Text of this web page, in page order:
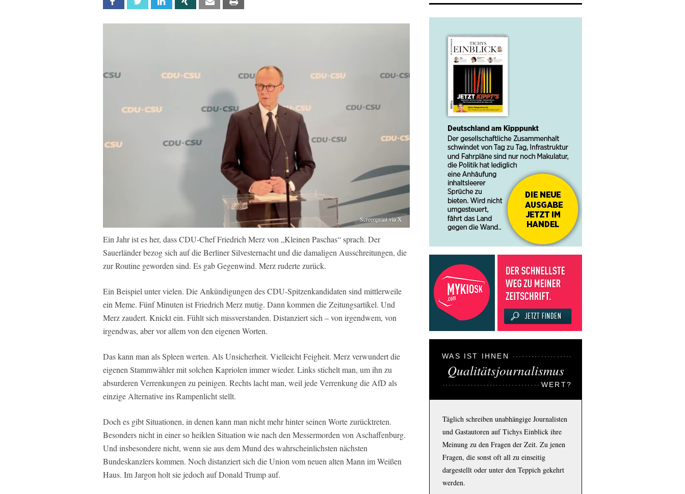
Screenprint via X
Ein Jahr ist es her, dass CDU-Chef Friedrich Merz von „Kleinen Paschas“ sprach. Der
Sauerländer bezog sich auf die Berliner Silvesternacht und die damaligen Ausschreitungen, die
zur Routine geworden sind. Es gab Gegenwind. Merz ruderte zurück.
Ein Beispiel unter vielen. Die Ankündigungen des CDU-Spitzenkandidaten sind mittlerweile
ein Meme. Fünf Minuten ist Friedrich Merz mutig. Dann kommen die Zeitungsartikel. Und
Merz zaudert. Knickt ein. Fühlt sich missverstanden. Distanziert sich – von irgendwem, von
irgendwas, aber vor allem von den eigenen Worten.
Das kann man als Spleen werten. Als Unsicherheit. Vielleicht Feigheit. Merz verwundert die
eigenen Stammwähler mit solchen Kapriolen immer wieder. Links stichelt man, um ihn zu
absurderen Verrenkungen zu peinigen. Rechts lacht man, weil jede Verrenkung die AfD als
einzige Alternative ins Rampenlicht stellt.
Doch es gibt Situationen, in denen kann man nicht mehr hinter seinen Worte zurücktreten.
Besonders nicht in einer so heiklen Situation wie nach den Messermorden von Aschaffenburg.
Und insbesondere nicht, wenn sie aus dem Mund des wahrscheinlichsten nächsten
Bundeskanzlers kommen. Noch distanziert sich die Union vom neuen alten Mann im Weißen
Haus. Im Jargon holt sie jedoch auf Donald Trump auf.
WAS IST IHNEN
Qualitätsjournalismus
WERT?
Täglich schreiben unabhängige Journalisten
und Gastautoren auf Tichys Einblick ihre
Meinung zu den Fragen der Zeit. Zu jenen
Fragen, die sonst oft all zu einseitig
dargestellt oder unter den Teppich gekehrt
werden.